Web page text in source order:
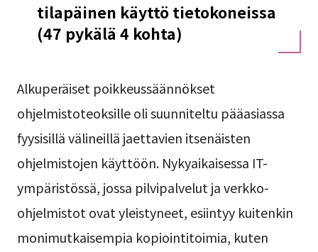
tilapäinen käyttö tietokoneissa
(47 pykälä 4 kohta)
Alkuperäiset poikkeussäännökset
ohjelmistoteoksille oli suunniteltu pääasiassa
fyysisillä välineillä jaettavien itsenäisten
ohjelmistojen käyttöön. Nykyaikaisessa IT-
ympäristössä, jossa pilvipalvelut ja verkko-
ohjelmistot ovat yleistyneet, esiintyy kuitenkin
monimutkaisempia kopiointitoimia, kuten